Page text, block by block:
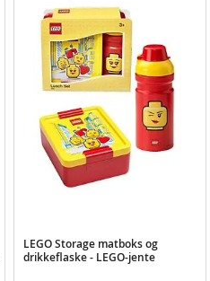
LEGO Storage matboks og
drikkeflaske - LEGO-jente